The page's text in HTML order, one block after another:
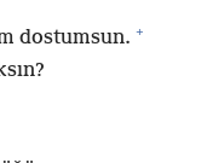
dostumsun. +